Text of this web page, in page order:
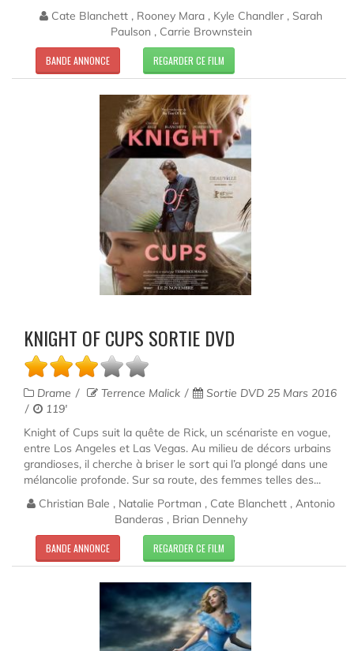
Cate Blanchett , Rooney Mara , Kyle Chandler , Sarah
Paulson , Carrie Brownstein
BANDE ANNONCE REGARDER CE FILM
KNIGHT OF CUPS SORTIE DVD
Drame Terrence Malick
Sortie DVD 25 Mars 2016
119'
Knight of Cups suit la quête de Rick, un scénariste en vogue,
entre Los Angeles et Las Vegas. Au milieu de décors urbains
grandioses, il cherche à briser le sort qui l’a plongé dans une
mélancolie profonde. Sur sa route, des femmes telles des...
Christian Bale , Natalie Portman , Cate Blanchett , Antonio
Banderas , Brian Dennehy
BANDE ANNONCE REGARDER CE FILM